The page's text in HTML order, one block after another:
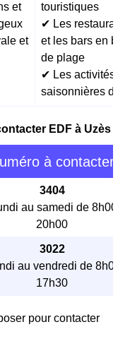
et
et
touristiques
✔ Les restaurants
et les bars en
de plage
✔ Les activités
saisonnières
EDF à Uzès
à contacter
3404
au samedi de 8h00 à
20h00
3022
au vendredi de 8h00 à
17h30
pour contacter